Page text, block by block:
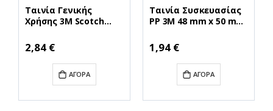
Ταινία Γενικής
Χρήσης 3M Scotch
(Boxed) (Διάφανη)
(6001933)
(MMM6001933)
2,84 €
ΑΓΟΡΆ
Ταινία Συσκευασίας
PP 3M 48 mm x 50 m
(MMM4305T)
1,94 €
ΑΓΟΡΆ